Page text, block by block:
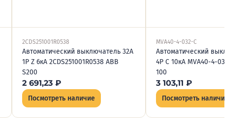
2CDS251001R0538
Автоматический выключатель 32А
1P Z 6кА 2CDS251001R0538 ABB
S200
2 691,23 ₽
Посмотреть наличие
MVA40-4-032-C
Автоматический
4P C 10кА MVA40-4-032-C
100
3 103,11 ₽
Посмотреть наличие